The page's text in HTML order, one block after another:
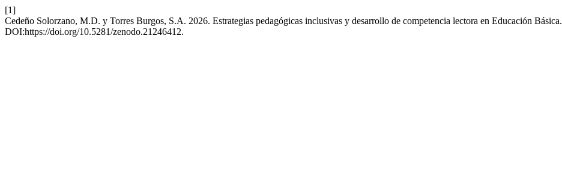
[1]
Cedeño Solorzano, M.D. y Torres Burgos, S.A. 2026. Estrategias pedagógicas inclusivas y desarrollo de competencia lectora en Educación Básica.
DOI:https://doi.org/10.5281/zenodo.21246412.